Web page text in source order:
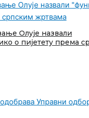
Олује назвали
о пијетету према